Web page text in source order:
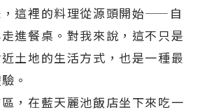
這裡的料理從源頭開始——自
進餐桌。對我來說，這不只是
土地的生活方式，也是一種最
。
，在藍天麗池飯店坐下來吃一